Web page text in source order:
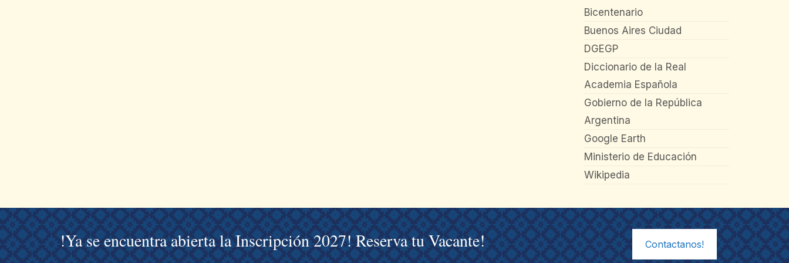
Bicentenario
Buenos Aires Ciudad
DGEGP
Diccionario de la Real
Academia Española
Gobierno de la República
Argentina
Google Earth
Ministerio de Educación
Wikipedia
!Ya se encuentra abierta la Inscripción 2027! Reserva tu Vacante! Contactanos!